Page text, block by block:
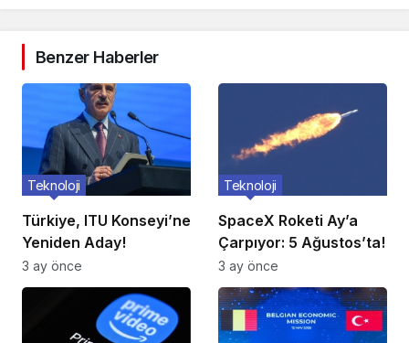
Benzer Haberler
Türkiye, ITU Konseyi’ne
Yeniden Aday!
Teknoloji
3 ay önce
SpaceX Roketi Ay’a
Çarpıyor: 5 Ağustos’ta!
Teknoloji
3 ay önce